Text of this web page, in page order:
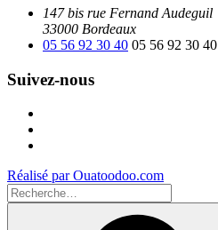
147 bis rue Fernand Audeguil
33000 Bordeaux
05 56 92 30 40 05 56 92 30 40
Suivez-nous
Réalisé par Ouatoodoo.com
Recherche
pour